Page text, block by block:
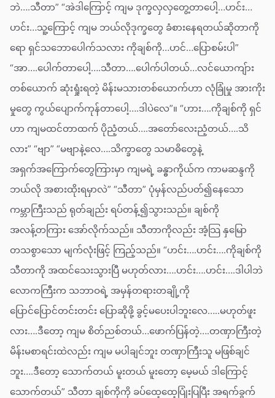
ဘဲ….သီတာ” “အဲဒါကြောင့် ကျမ ဒုက္ခလှလှတွေ့တာပေါ့…ဟင်း…
ဟင်း…သူ့ကြောင့် ကျမ ဘယ်လိုဒုက္ခတွေ ခံစားနေရတယ်ဆိုတာကို
ရော ရှင်သဘောပေါက်သလား ကိုချစ်ကို…ဟင်…ပြောစမ်းပါ”
“အာ….ပေါက်တာပေါ့….သီတာ….ပေါက်ပါတယ်…လင်ယောကျ်ား
တစ်ယောက် ဆုံးရှုံးရတဲ့ မိန်းမသားတစ်ယောက်ဟာ လုံခြုံမှု အားကိုး
မှုတွေ ကွယ်ပျောက်ကုန်တာပေါ့….ဒါပဲလေ”။ “ဟား….ကိုချစ်ကို ရှင်
ဟာ ကျမထင်တာထက် ပိုညံ့တယ်….အတော်လေးညံ့တယ်….သိ
လား” “ဗျာ” “မဗျာနဲ့လေ….သိက္ခာတွေ သမာဓိတွေနဲ့
အရှက်အကြောက်တွေကြားမှာ ကျမရဲ့ ခန္ဓာကိုယ်က ကာမဆန္ဒကို
ဘယ်လို အစားထိုးရမှာလဲ” “သီတာ” ပုံမှန်လည်ပတ်၍နေသော
ကမ္ဘာကြီးသည် ရုတ်ချည်း ရပ်တန့်၍သွားသည်။ ချစ်ကို
အလန့်တကြား အော်လိုက်သည်။ သီတာကိုလည်း အံ့သြ နှမြော
တသစွာသော မျက်လုံးဖြင့် ကြည့်သည်။ “ဟင်း….ဟင်း….ကိုချစ်ကို
သီတာကို အထင်သေးသွားပြီ မဟုတ်လား….ဟင်း….ဟင်း….ဒါပါဘဲ
လောကကြီးက သဘာဝရဲ့ အမှန်တရားတချို့ကို
ပြောင်ပြောင်တင်းတင်း ပြောဆိုဖို့ ခွင့်မပေးပါဘူးလေ…..မဟုတ်ဖူး
လား….ဒီတော့ ကျမ စိတ်ညစ်တယ်…ဖောက်ပြန်တဲ့….တဏှာကြီးတဲ့
မိန်းမစာရင်းထဲလည်း ကျမ မပါချင်ဘူး တဏှာကြီးသူ မဖြစ်ချင်
ဘူး….ဒီတော့ သောက်တယ် မူးတယ် မူးတော့ မေ့မယ် ဒါကြောင့်
သောက်တယ်” သီတာ ချစ်ကိုကို ခပ်ထေ့ထေ့ပြုံးပြပြီး အရက်ခွက်